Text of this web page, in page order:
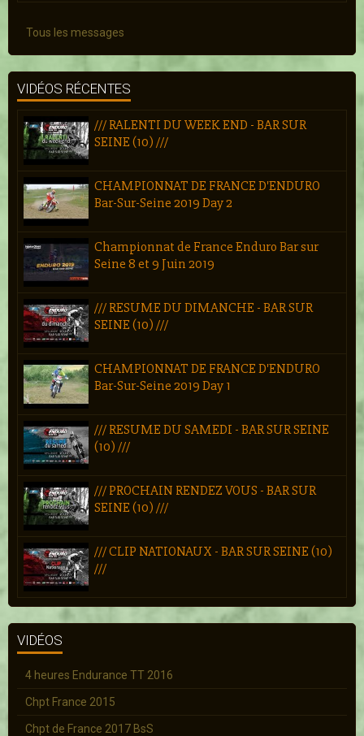
Tous les messages
VIDÉOS RÉCENTES
/// RALENTI DU WEEK END - BAR SUR
SEINE (10) ///
CHAMPIONNAT DE FRANCE D'ENDURO
Bar-Sur-Seine 2019 Day 2
Championnat de France Enduro Bar sur
Seine 8 et 9 Juin 2019
/// RESUME DU DIMANCHE - BAR SUR
SEINE (10) ///
CHAMPIONNAT DE FRANCE D'ENDURO
Bar-Sur-Seine 2019 Day 1
/// RESUME DU SAMEDI - BAR SUR SEINE
(10) ///
/// PROCHAIN RENDEZ VOUS - BAR SUR
SEINE (10) ///
/// CLIP NATIONAUX - BAR SUR SEINE (10)
///
VIDÉOS
4 heures Endurance TT 2016
Chpt France 2015
Chpt de France 2017 BsS